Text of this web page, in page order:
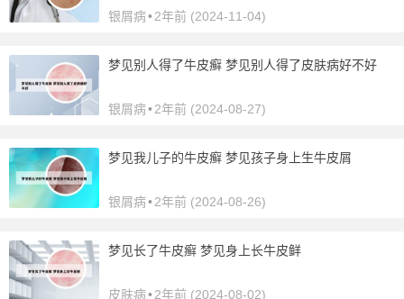
银屑病•2年前 (2024-11-04)
梦见别人得了牛皮癣 梦见别人得了皮肤病好不好
银屑病•2年前 (2024-08-27)
梦见我儿子的牛皮癣 梦见孩子身上生牛皮屑
银屑病•2年前 (2024-08-26)
梦见长了牛皮癣 梦见身上长牛皮鲜
皮肤病•2年前 (2024-08-02)